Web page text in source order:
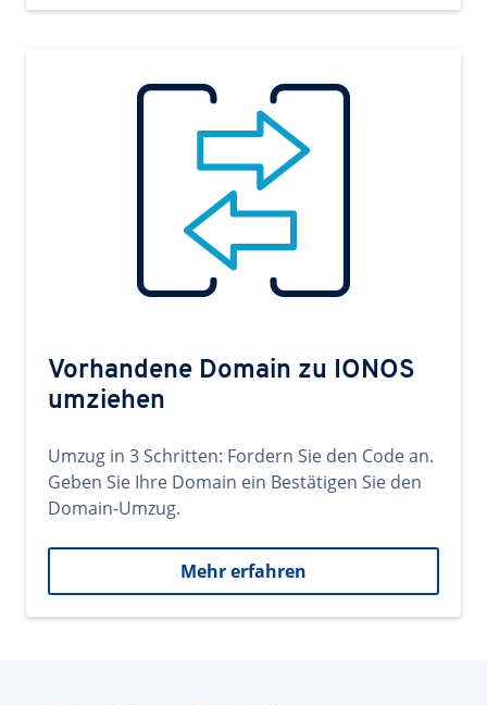
Vorhandene Domain zu IONOS
umziehen
Umzug in 3 Schritten: Fordern Sie den Code an.
Geben Sie Ihre Domain ein Bestätigen Sie den
Domain-Umzug.
Mehr erfahren